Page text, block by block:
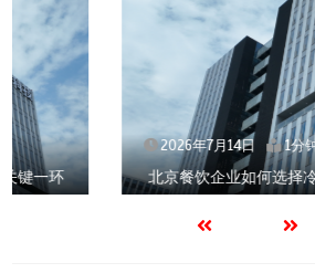
2026年7月14日 1分钟
北京餐饮企业如何选择冷链公司？